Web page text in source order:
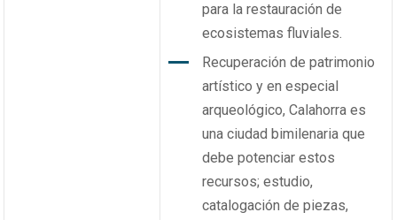
para la restauración de
ecosistemas fluviales.
Recuperación de patrimonio
artístico y en especial
arqueológico, Calahorra es
una ciudad bimilenaria que
debe potenciar estos
recursos; estudio,
catalogación de piezas,